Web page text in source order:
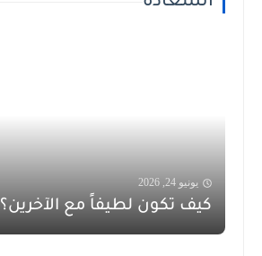
يونيو 24, 2026
كيف تكون لطيفاً مع الآخرين؟